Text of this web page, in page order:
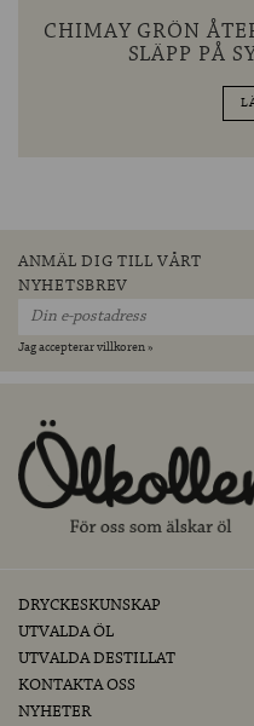
CHIMAY GRÖN
SLÄPP PÅ
ANMÄL DIG TILL VÅRT
NYHETSBREV
Jag accepterar villkoren »
DRYCKESKUNSKAP
UTVALDA ÖL
UTVALDA DESTILLAT
KONTAKTA OSS
NYHETER